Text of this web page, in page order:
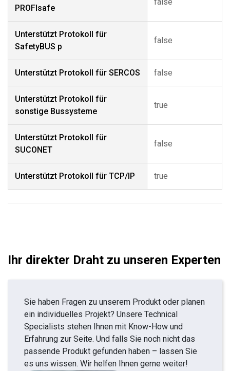
PROFIsafe
Unterstützt Protokoll für
SafetyBUS p
false
Unterstützt Protokoll für SERCOS false
Unterstützt Protokoll für
sonstige Bussysteme
true
Unterstützt Protokoll für
SUCONET
false
Unterstützt Protokoll für TCP/IP true
Ihr direkter Draht zu unseren Experten
Sie haben Fragen zu unserem Produkt oder planen
ein individuelles Projekt? Unsere Technical
Specialists stehen Ihnen mit Know-How und
Erfahrung zur Seite. Und falls Sie noch nicht das
passende Produkt gefunden haben – lassen Sie
es uns wissen. Wir helfen Ihnen gerne weiter!